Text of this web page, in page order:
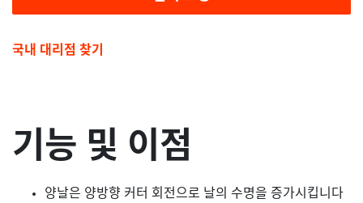
국내 대리점 찾기
기능 및 이점
양날은 양방향 커터 회전으로 날의 수명을 증가시킵니다